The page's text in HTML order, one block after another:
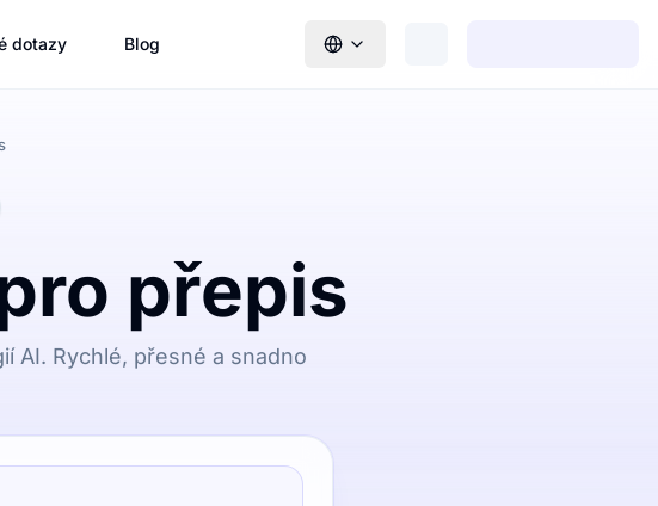
dotazy Blog
přepis
AI. Rychlé, přesné a snadno